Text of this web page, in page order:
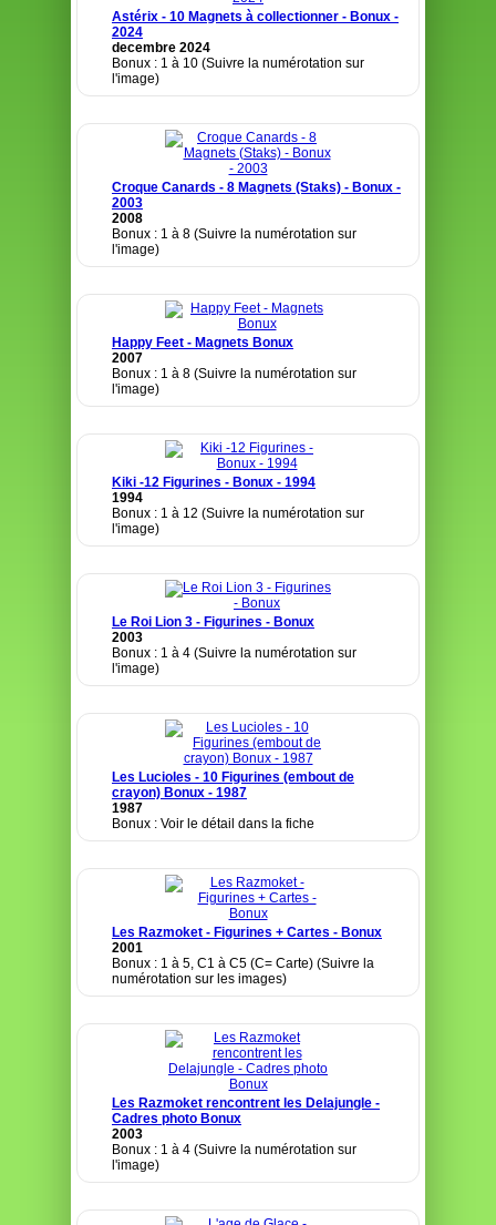
Astérix - 10 Magnets à collectionner - Bonux -
2024
decembre 2024
Bonux : 1 à 10 (Suivre la numérotation sur
l'image)
Croque Canards - 8 Magnets (Staks) - Bonux -
2003
2008
Bonux : 1 à 8 (Suivre la numérotation sur
l'image)
Happy Feet - Magnets Bonux
2007
Bonux : 1 à 8 (Suivre la numérotation sur
l'image)
Kiki -12 Figurines - Bonux - 1994
1994
Bonux : 1 à 12 (Suivre la numérotation sur
l'image)
Le Roi Lion 3 - Figurines - Bonux
2003
Bonux : 1 à 4 (Suivre la numérotation sur
l'image)
Les Lucioles - 10 Figurines (embout de
crayon) Bonux - 1987
1987
Bonux : Voir le détail dans la fiche
Les Razmoket - Figurines + Cartes - Bonux
2001
Bonux : 1 à 5, C1 à C5 (C= Carte) (Suivre la
numérotation sur les images)
Les Razmoket rencontrent les Delajungle -
Cadres photo Bonux
2003
Bonux : 1 à 4 (Suivre la numérotation sur
l'image)